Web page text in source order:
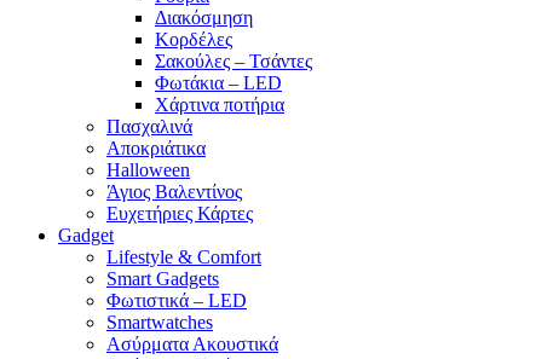
Διακόσμηση
Κορδέλες
Σακούλες – Τσάντες
Φωτάκια – LED
Χάρτινα ποτήρια
Πασχαλινά
Αποκριάτικα
Halloween
Άγιος Βαλεντίνος
Ευχετήριες Κάρτες
Gadget
Lifestyle & Comfort
Smart Gadgets
Φωτιστικά – LED
Smartwatches
Ασύρματα Ακουστικά